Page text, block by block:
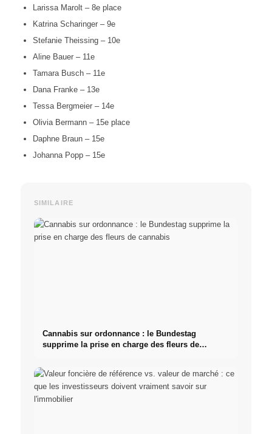
Larissa Marolt – 8e place
Katrina Scharinger – 9e
Stefanie Theissing – 10e
Aline Bauer – 11e
Tamara Busch – 11e
Dana Franke – 13e
Tessa Bergmeier – 14e
Olivia Bermann – 15e place
Daphne Braun – 15e
Johanna Popp – 15e
SIMILAIRE
Cannabis sur ordonnance : le Bundestag
supprime la prise en charge des fleurs de